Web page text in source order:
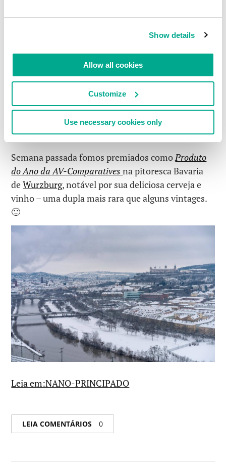
Show details
Allow all cookies
Customize
Use necessary cookies only
#NA ESTRADA
NANO-PRINCIPADO
Semana passada fomos premiados como Produto
do Ano da AV-Comparativesna pitoresca Bavaria
deWurzburg, notável por sua deliciosa cerveja e
vinho – uma dupla mais rara que alguns vintages.
🙂
Leia em:NANO-PRINCIPADO
LEIA COMENTÁRIOS 0